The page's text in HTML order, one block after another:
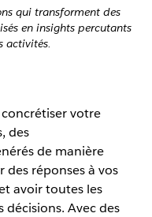
qui transforment des
en insights percutants
activités.
votre
des
de manière
réponses à vos
avoir toutes les
Avec des